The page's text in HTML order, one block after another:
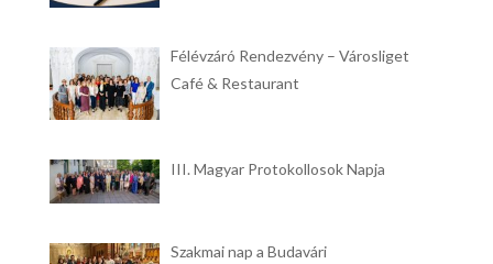
Félévzáró Rendezvény – Városliget
Café & Restaurant
III. Magyar Protokollosok Napja
Szakmai nap a Budavári